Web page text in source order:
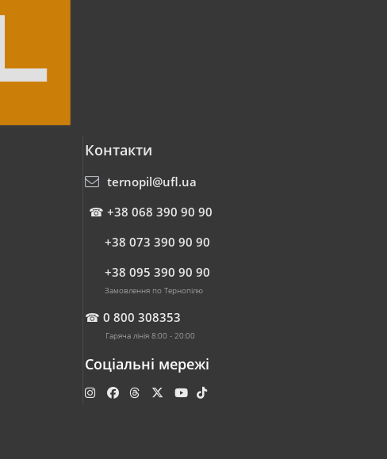
Контакти
ternopil@ufl.ua
☎ +38 068 390 90 90
+38 073 390 90 90
+38 095 390 90 90
Замовлення по Тернопілю
☎ 0 800 308353
Гаряча лінія 8:00 - 20:00
Соціальні мережі